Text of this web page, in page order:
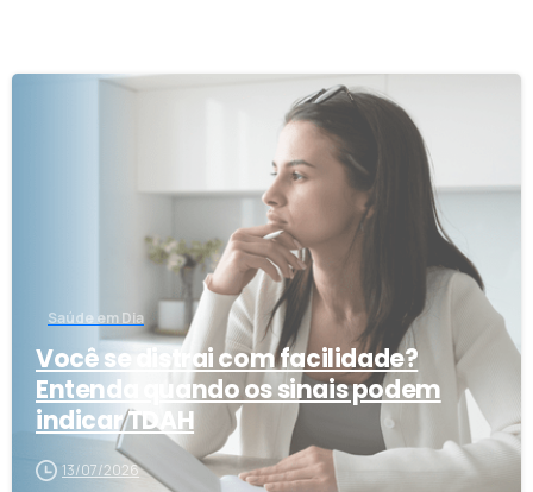
Saúde em Dia
Você se distrai com facilidade?
Entenda quando os sinais podem
indicar TDAH
13/07/2026